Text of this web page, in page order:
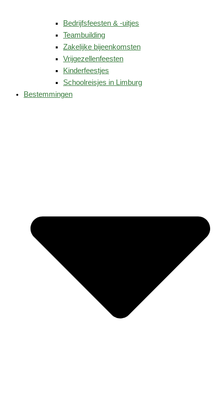
Bedrijfsfeesten & -uitjes
Teambuilding
Zakelijke bijeenkomsten
Vrijgezellenfeesten
Kinderfeestjes
Schoolreisjes in Limburg
Bestemmingen